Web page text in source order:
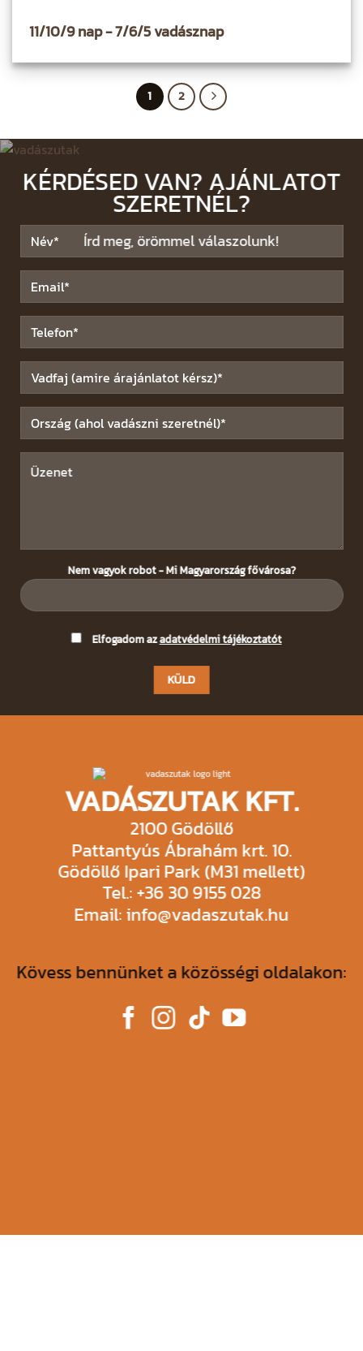
11/10/9 nap - 7/6/5 vadásznap
1 2
KÉRDÉSED VAN? AJÁNLATOT
SZERETNÉL?
Írd meg, örömmel válaszolunk!
Nem vagyok robot - Mi Magyarország fővárosa?
Elfogadom azadatvédelmi tájékoztatót
VADÁSZUTAK KFT.
2100 Gödöllő
Pattantyús Ábrahám krt. 10.
Gödöllő Ipari Park (M31 mellett)
Tel.: +36 30 9155 028
Email: info@vadaszutak.hu
Kövess bennünket a közösségi oldalakon: